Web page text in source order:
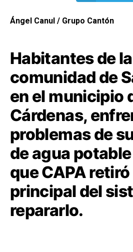
Ángel Canul / Grupo Cantón
Habitantes de la
comunidad de
en el municipio
Cárdenas,
problemas de
de agua
que CAPA
principal del
repararlo.